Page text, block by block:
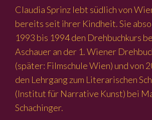
Claudia Sprinz lebt südlich von
bereits seit ihrer Kindheit. Sie
1993 bis 1994 den Drehbuchkurs
Aschauer an der 1. Wiener
(später: Filmschule Wien) und von
den Lehrgang zum Literarischen
(Institut für Narrative Kunst) bei
Schachinger.